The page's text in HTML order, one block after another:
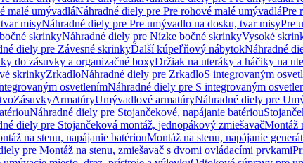
malé umývadláNáhradné diely pre Pre rohové malé umývadláPre
misyNáhradné diely pre Pre umývadlo na dosku, tvar misyPre
skrinkyNáhradné diely pre Nízke bočné skrinkyVysoké
diely pre Závesné skrinkyĎalší kúpeľňový nábytokNáhradné
do zásuvky a organizačné boxyDržiak na uteráky a háčiky na
skrinkyZrkadloNáhradné diely pre ZrkadloS integrovaným
osvetlenímNáhradné diely pre S integrovaným
ZásuvkyArmatúryUmývadlové armatúryNáhradné diely pre
Náhradné diely pre Stojančekové, napájanie batériou
diely pre Stojančeková montáž, jednopákový zmiešavačMontáž
na stenu, napájanie batériouMontáž na stenu, napájanie
pre Montáž na stenu, zmiešavač s dvomi ovládacími prvkami